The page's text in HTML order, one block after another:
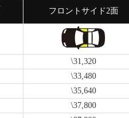
フロントサイド2面
\31,320
\33,480
\35,640
\37,800